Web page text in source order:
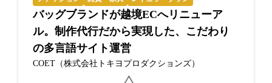
バッグブランドが越境ECへリニューア
ル。制作代行だから実現した、こだわり
の多言語サイト運営
COET（株式会社トキヨプロダクションズ）